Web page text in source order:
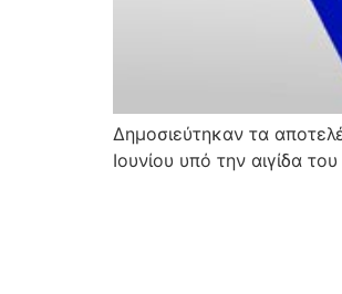
Δημοσιεύτηκαν τα
Ιουνίου υπό την αιγίδα